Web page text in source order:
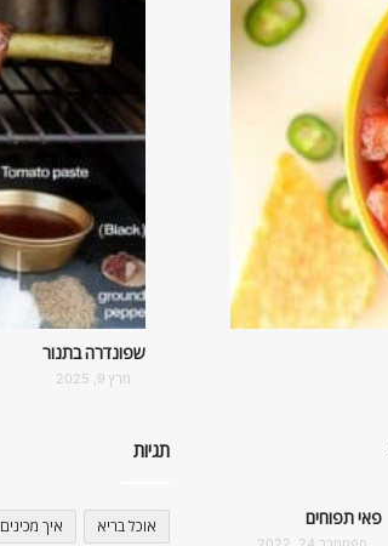
שפונדרה בתנור
מרץ 9, 2025
פאי תפוחים
תגיות
אוכל בריא איך מכינים